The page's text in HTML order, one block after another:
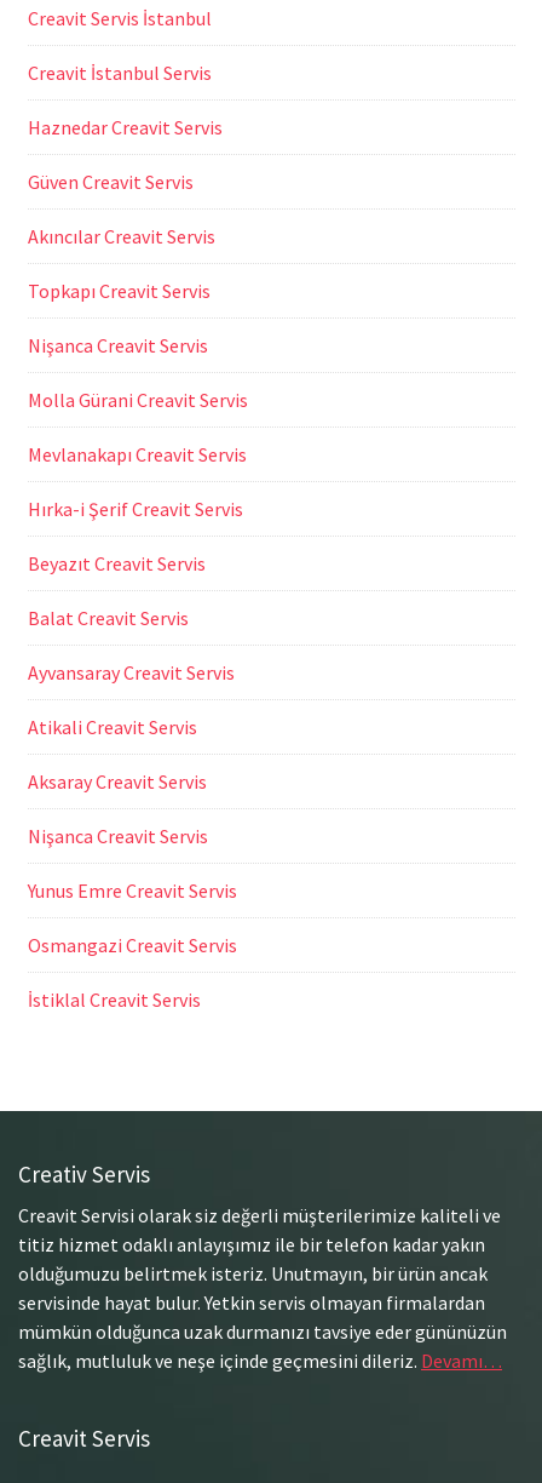
Creavit Servis İstanbul
Creavit İstanbul Servis
Haznedar Creavit Servis
Güven Creavit Servis
Akıncılar Creavit Servis
Topkapı Creavit Servis
Nişanca Creavit Servis
Molla Gürani Creavit Servis
Mevlanakapı Creavit Servis
Hırka-i Şerif Creavit Servis
Beyazıt Creavit Servis
Balat Creavit Servis
Ayvansaray Creavit Servis
Atikali Creavit Servis
Aksaray Creavit Servis
Nişanca Creavit Servis
Yunus Emre Creavit Servis
Osmangazi Creavit Servis
İstiklal Creavit Servis
Creativ Servis
Creavit Servisi olarak siz değerli müşterilerimize kaliteli ve
titiz hizmet odaklı anlayışımız ile bir telefon kadar yakın
olduğumuzu belirtmek isteriz. Unutmayın, bir ürün ancak
servisinde hayat bulur. Yetkin servis olmayan firmalardan
mümkün olduğunca uzak durmanızı tavsiye eder gününüzün
sağlık, mutluluk ve neşe içinde geçmesini dileriz. Devamı…
Creavit Servis